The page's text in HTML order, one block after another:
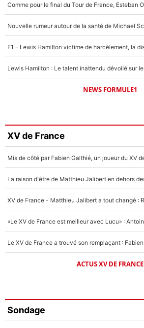
NEWS FORMULE1
XV de France
ACTUS XV DE FRANCE
Sondage